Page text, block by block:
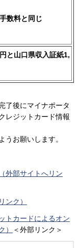
数料と同じ
と山口県収入証紙1,
了後にマイナポータ
レジットカード情報
お願いします。
（外部サイトへリン
ンク）
トカードによるオン
）
＜外部リンク＞